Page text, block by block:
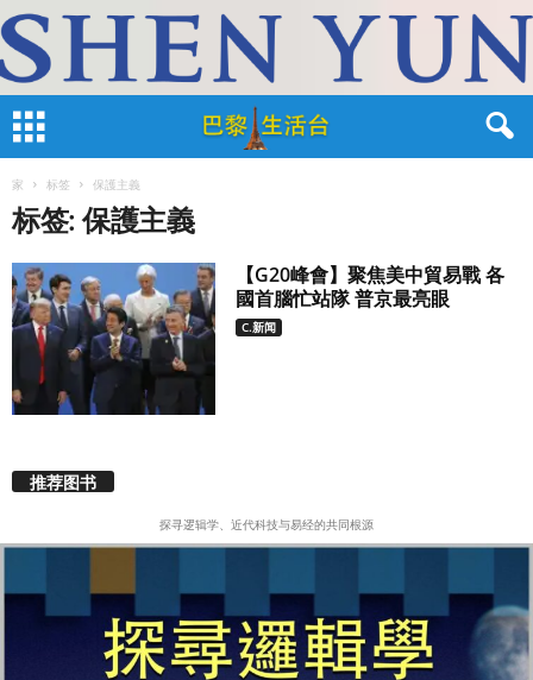
家 标签 保護主義
标签: 保護主義
【G20峰會】聚焦美中貿易戰 各
國首腦忙站隊 普京最亮眼
C.新闻
推荐图书
探寻逻辑学、近代科技与易经的共同根源